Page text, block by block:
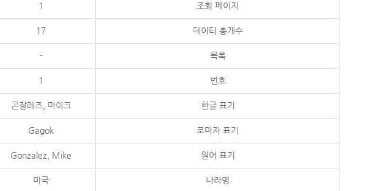
1 조회 페이지
17 데이터 총개수
- 목록
1 번호
곤잘레즈, 마이크 한글 표기
Gagok 로마자 표기
Gonzalez, Mike 원어 표기
미국 나라명